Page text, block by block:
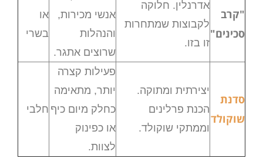
"קרב
סכינים"
אדרנלין. חלוקה
לקבוצות שמתחרות
זו בזו.
אנשי מכירות,
והנהלות
שרוצים אתגר.
או
בשרי
סדנת
שוקולד
יצירתית ומתוקה.
הכנת פרלינים
וממתקי שוקולד.
פעילות קצרה
יותר, מתאימה
כחלק מיום כיף
או כפינוק
לצוות.
חלבי